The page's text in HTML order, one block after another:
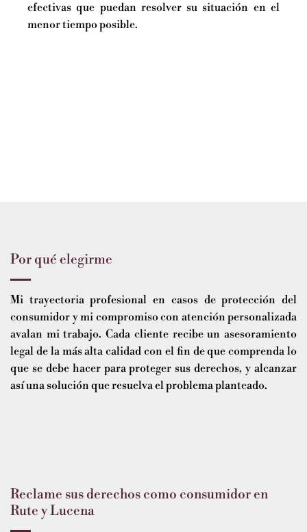
efectivas que puedan resolver su situación en el
menor tiempo posible.
Por qué elegirme
Mi trayectoria profesional en casos de protección del
consumidor y mi compromiso con atención personalizada
avalan mi trabajo. Cada cliente recibe un asesoramiento
legal de la más alta calidad con el fin de que comprenda lo
que se debe hacer para proteger sus derechos, y alcanzar
así una solución que resuelva el problema planteado.
Reclame sus derechos como consumidor en
Rute y Lucena